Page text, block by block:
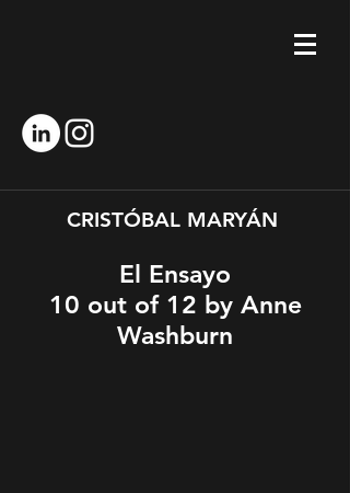
CRISTÓBAL MARYÁN
El Ensayo
10 out of 12 by Anne
Washburn